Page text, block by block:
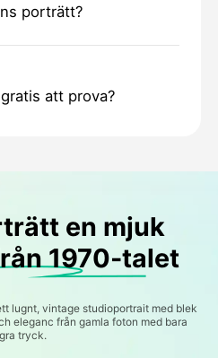
porträtt?
att prova?
en mjuk
1970-talet
lugnt, vintage studioportrait med blek
eleganc från gamla foton med bara
tryck.